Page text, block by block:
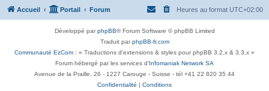
Accueil Portail Forum Heures au format UTC+02:00
Développé parphpBB® Forum Software © phpBB Limited
Traduit parphpBB-fr.com
Communauté EzCom : « Traductions d'extensions & styles pour phpBB 3.2.x & 3.3.x »
Forum hébergé par les services d’ Infomaniak Network SA
Avenue de la Praille, 26 - 1227 Carouge - Suisse - tél +41 22 820 35 44
Confidentialité
Conditions